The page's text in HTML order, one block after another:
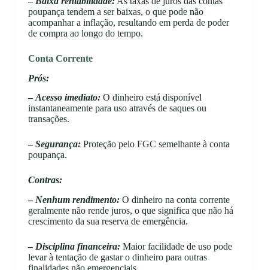
poupança tendem a ser baixas, o que pode não
acompanhar a inflação, resultando em perda de poder
de compra ao longo do tempo.
Conta Corrente
Prós:
–Acesso imediato:O dinheiro está disponível
instantaneamente para uso através de saques ou
transações.
–Segurança:Proteção pelo FGC semelhante à conta
poupança.
Contras:
– Nenhum rendimento:O dinheiro na conta corrente
geralmente não rende juros, o que significa que não há
crescimento da sua reserva de emergência.
– Disciplina financeira:Maior facilidade de uso pode
levar à tentação de gastar o dinheiro para outras